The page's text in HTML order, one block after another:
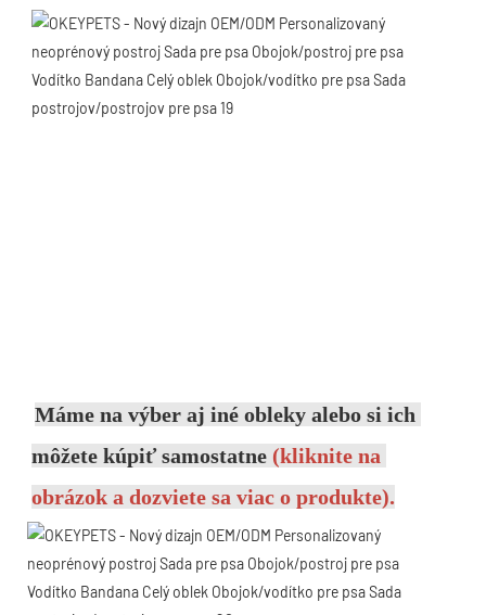
Máme na výber aj iné obleky alebo si ich
môžete kúpiť samostatne (kliknite na
obrázok a dozviete sa viac o produkte).